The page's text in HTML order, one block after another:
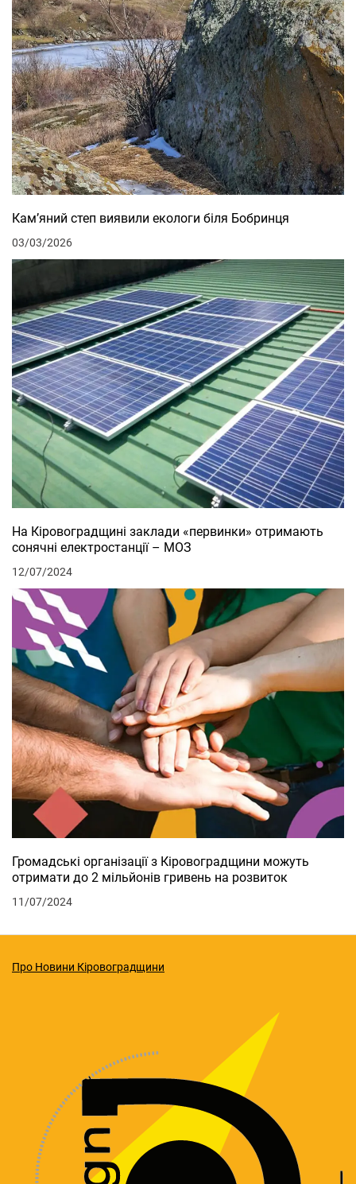
Кам’яний степ виявили екологи біля Бобринця
03/03/2026
На Кіровоградщині заклади «первинки» отримають
сонячні електростанції – МОЗ
12/07/2024
Громадські організації з Кіровоградщини можуть
отримати до 2 мільйонів гривень на розвиток
11/07/2024
Про Новини Кіровоградщини